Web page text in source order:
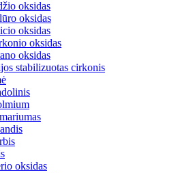
oksidas
oksidas
oksidas
oksidas
oksidas
stabilizuotas cirkonis
oksidas